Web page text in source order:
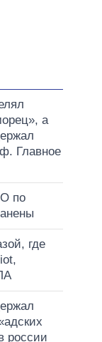
а
Главное
по
где
россии